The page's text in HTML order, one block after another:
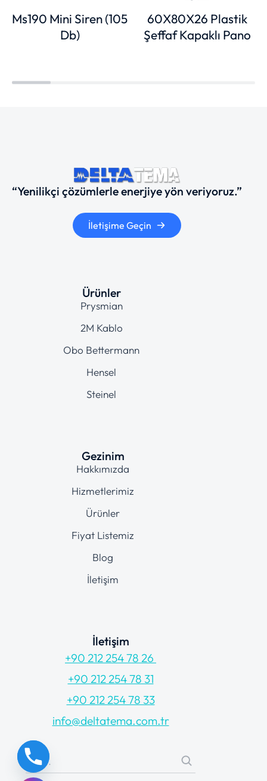
Ms190 Mini Siren (105
Db)
60X80X26 Plastik
Şeffaf Kapaklı Pano
“Yenilikçi çözümlerle enerjiye yön veriyoruz.”
İletişime Geçin
Ürünler
Prysmian
2M Kablo
Obo Bettermann
Hensel
Steinel
Gezinim
Hakkımızda
Hizmetlerimiz
Ürünler
Fiyat Listemiz
Blog
İletişim
İletişim
+90 212 254 78 26
+90 212 254 78 31
+90 212 254 78 33
info@deltatema.com.tr